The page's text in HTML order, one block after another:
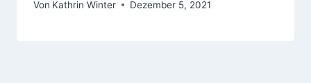
Von Kathrin Winter Dezember 5, 2021